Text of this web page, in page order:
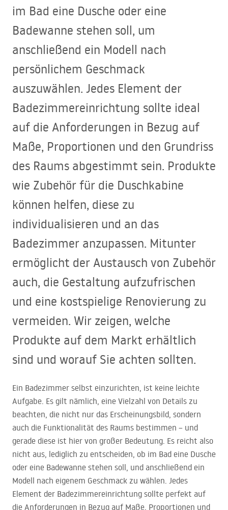
im Bad eine Dusche oder eine
Badewanne stehen soll, um
anschließend ein Modell nach
persönlichem Geschmack
auszuwählen. Jedes Element der
Badezimmereinrichtung sollte ideal
auf die Anforderungen in Bezug auf
Maße, Proportionen und den Grundriss
des Raums abgestimmt sein. Produkte
wie Zubehör für die Duschkabine
können helfen, diese zu
individualisieren und an das
Badezimmer anzupassen. Mitunter
ermöglicht der Austausch von Zubehör
auch, die Gestaltung aufzufrischen
und eine kostspielige Renovierung zu
vermeiden. Wir zeigen, welche
Produkte auf dem Markt erhältlich
sind und worauf Sie achten sollten.
Ein Badezimmer selbst einzurichten, ist keine leichte
Aufgabe. Es gilt nämlich, eine Vielzahl von Details zu
beachten, die nicht nur das Erscheinungsbild, sondern
auch die Funktionalität des Raums bestimmen – und
gerade diese ist hier von großer Bedeutung. Es reicht also
nicht aus, lediglich zu entscheiden, ob im Bad eine Dusche
oder eine Badewanne stehen soll, und anschließend ein
Modell nach eigenem Geschmack zu wählen. Jedes
Element der Badezimmereinrichtung sollte perfekt auf
die Anforderungen in Bezug auf Maße, Proportionen und